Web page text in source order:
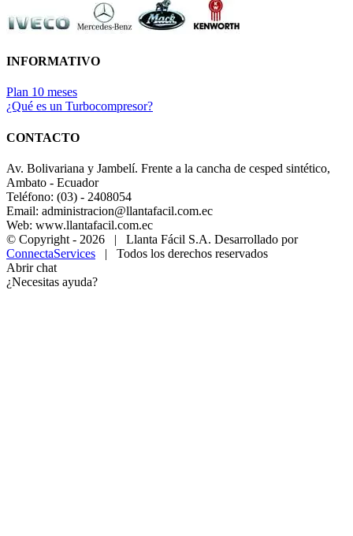
INFORMATIVO
Plan 10 meses
¿Qué es un Turbocompresor?
CONTACTO
Av. Bolivariana y Jambelí. Frente a la cancha de cesped sintético,
Ambato - Ecuador
Teléfono: (03) - 2408054
Email: administracion@llantafacil.com.ec
Web: www.llantafacil.com.ec
© Copyright - 2026 | Llanta Fácil S.A. Desarrollado por
ConnectaServices | Todos los derechos reservados
Abrir chat
¿Necesitas ayuda?